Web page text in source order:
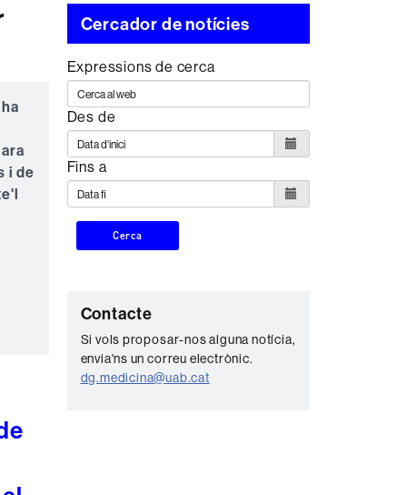
i de
Cercador de notícies
Expressions de cerca
Des de
Fins a
Cerca
C
o
n
Contacte
Si vols proposar-nos alguna notícia,
envia'ns un correu electrònic.
dg.medicina@uab.cat